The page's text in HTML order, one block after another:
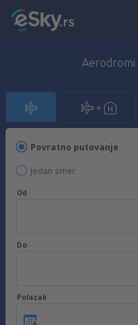
Aerodromi
Povratno putovanje
Jedan smer
Od
Do
Polazak